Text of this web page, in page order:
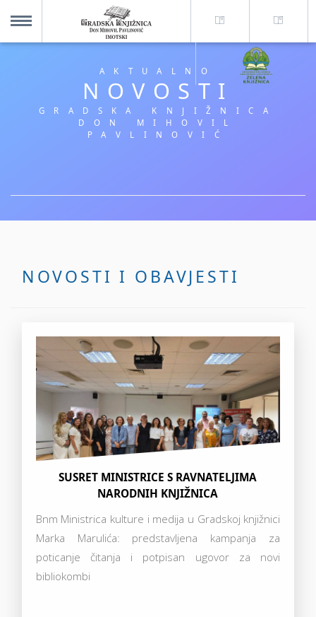
Za korisnike +
Kolajna – Mjesto koje spaja
Imotska krajina - dig. novine
AKTUALNO
NOVOSTI
GRADSKA KNJIŽNICA
DON MIHOVIL
PAVLINOVIĆ
NOVOSTI I OBAVJESTI
SUSRET MINISTRICE S RAVNATELJIMA
NARODNIH KNJIŽNICA
Bnm Ministrica kulture i medija u Gradskoj knjižnici
Marka Marulića: predstavljena kampanja za
poticanje čitanja i potpisan ugovor za novi
bibliokombi